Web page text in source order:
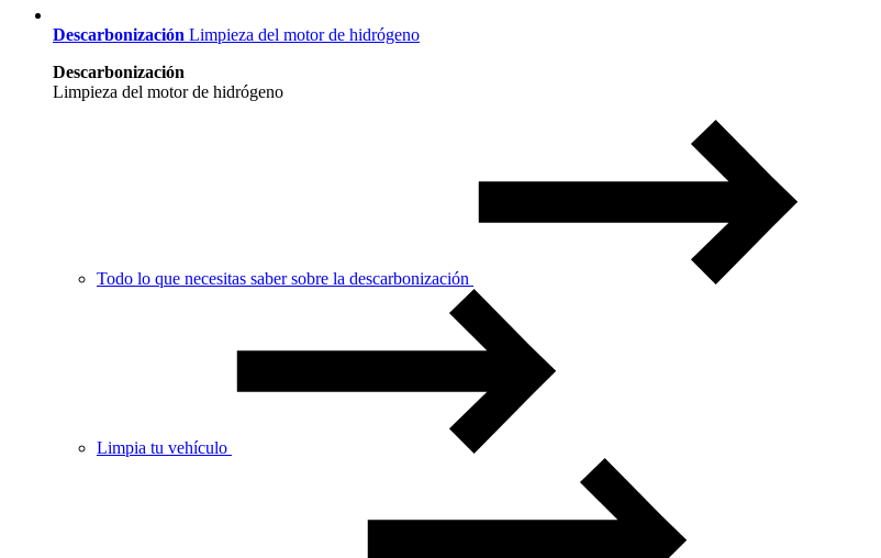
Descarbonización Limpieza del motor de hidrógeno
Descarbonización
Limpieza del motor de hidrógeno
Todo lo que necesitas saber sobre la descarbonización
Limpia tu vehículo